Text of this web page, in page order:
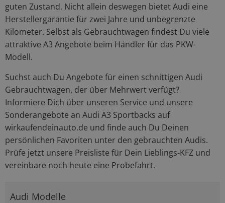
guten Zustand. Nicht allein deswegen bietet Audi eine
Herstellergarantie für zwei Jahre und unbegrenzte
Kilometer. Selbst als Gebrauchtwagen findest Du viele
attraktive A3 Angebote beim Händler für das PKW-
Modell.
Suchst auch Du Angebote für einen schnittigen Audi
Gebrauchtwagen, der über Mehrwert verfügt?
Informiere Dich über unseren Service und unsere
Sonderangebote an Audi A3 Sportbacks auf
wirkaufendeinauto.de und finde auch Du Deinen
persönlichen Favoriten unter den gebrauchten Audis.
Prüfe jetzt unsere Preisliste für Dein Lieblings-KFZ und
vereinbare noch heute eine Probefahrt.
Audi Modelle